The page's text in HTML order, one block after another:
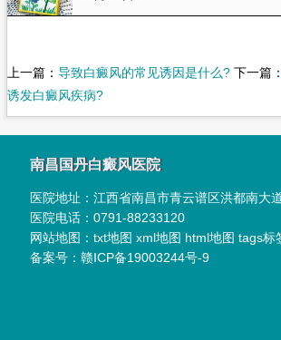
上一篇： 导致白癜风的常见诱因是什么?下一篇：
诱发白癜风疾病?
南昌国丹白癜风医院
医院地址：江西省南昌市青云谱区洪都南大
医院电话：0791-88233120
网站地图：txt地图 xml地图 html地图 tags标
备案号：赣ICP备19003244号-9